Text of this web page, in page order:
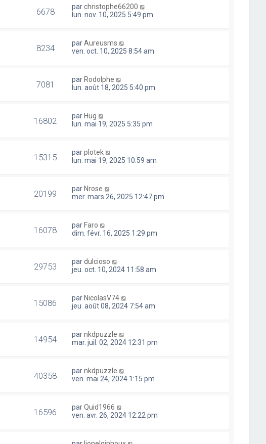
6678 parchristophe66200
lun. nov. 10, 2025 5:49 pm
8234 parAureusms
ven. oct. 10, 2025 8:54 am
7081 par Rodolphe
lun. août 18, 2025 5:40 pm
16802 par Hug
lun. mai 19, 2025 5:35 pm
15315 parplotek
lun. mai 19, 2025 10:59 am
20199 par Nrose
mer. mars 26, 2025 12:47 pm
16078 par Faro
dim. févr. 16, 2025 1:29 pm
29753 pardulcioso
jeu. oct. 10, 2024 11:58 am
15086 par NicolasV74
jeu. août 08, 2024 7:54 am
14954 parnkdpuzzle
mar. juil. 02, 2024 12:31 pm
40358 parnkdpuzzle
ven. mai 24, 2024 1:15 pm
16596 parQuid1966
ven. avr. 26, 2024 12:22 pm